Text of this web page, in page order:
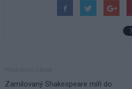
Zamilovaný Shakespeare míří do